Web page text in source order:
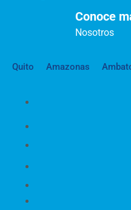
Conoce
Nosotros
Quito Amazonas